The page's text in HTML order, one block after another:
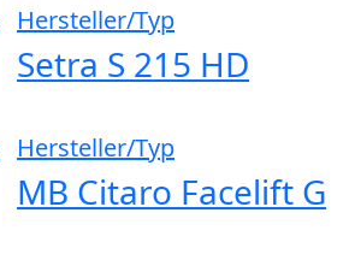
Hersteller/Typ
Setra S 215 HD
Hersteller/Typ
MB Citaro Facelift G